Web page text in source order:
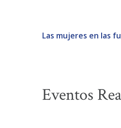
Las mujeres en las
Eventos